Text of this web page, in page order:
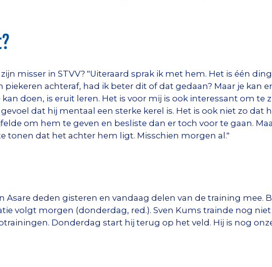
misser in STVV? "Uiteraard sprak ik met hem. Het is één
piekeren achteraf, had ik beter dit of dat gedaan? Maar je kan
doen, is eruit leren. Het is voor mij is ook interessant om te
dat hij mentaal een sterke kerel is. Het is ook niet zo dat
om hem te geven en besliste dan er toch voor te gaan.
tonen dat het achter hem ligt. Misschien morgen al."
Asare deden gisteren en vandaag delen van de training mee.
volgt morgen (donderdag, red.). Sven Kums trainde nog
Donderdag start hij terug op het veld. Hij is nog